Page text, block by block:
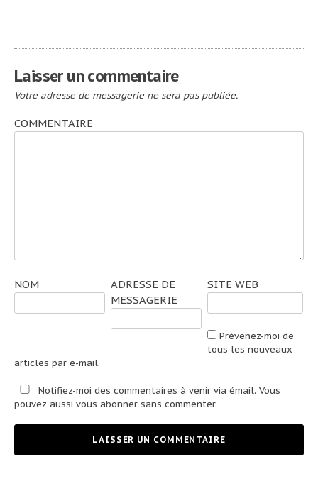
l’article
Laisser un commentaire
Votre adresse de messagerie ne sera pas publiée.
COMMENTAIRE
NOM
ADRESSE DE
MESSAGERIE
SITE WEB
Prévenez-moi de
tous les nouveaux
articles par e-mail.
Notifiez-moi des commentaires à venir via émail. Vous
pouvez aussi vous abonner sans commenter.